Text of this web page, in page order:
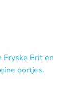
Fryske Brit en
oortjes.